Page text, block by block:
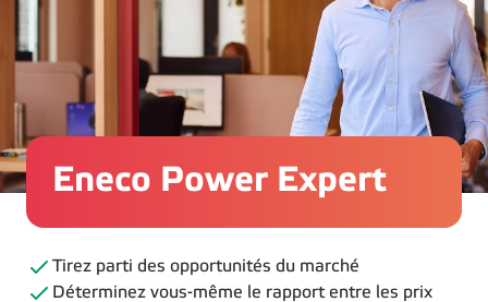
Eneco Power Expert
Tirez parti des opportunités du marché
Déterminez vous-même le rapport entre les prix